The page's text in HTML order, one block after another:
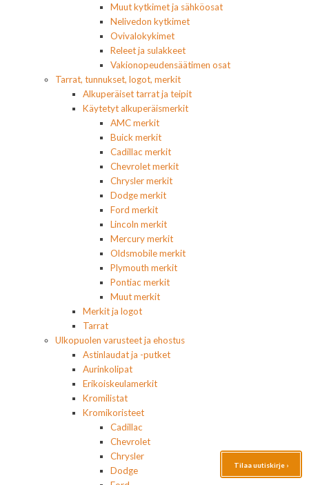
Muut kytkimet ja sähköosat
Nelivedon kytkimet
Ovivalokykimet
Releet ja sulakkeet
Vakionopeudensäätimen osat
Tarrat, tunnukset, logot, merkit
Alkuperäiset tarrat ja teipit
Käytetyt alkuperäismerkit
AMC merkit
Buick merkit
Cadillac merkit
Chevrolet merkit
Chrysler merkit
Dodge merkit
Ford merkit
Lincoln merkit
Mercury merkit
Oldsmobile merkit
Plymouth merkit
Pontiac merkit
Muut merkit
Merkit ja logot
Tarrat
Ulkopuolen varusteet ja ehostus
Astinlaudat ja -putket
Aurinkolipat
Erikoiskeulamerkit
Kromilistat
Kromikoristeet
Cadillac
Chevrolet
Chrysler
Dodge
Tilaa uutiskirje ›